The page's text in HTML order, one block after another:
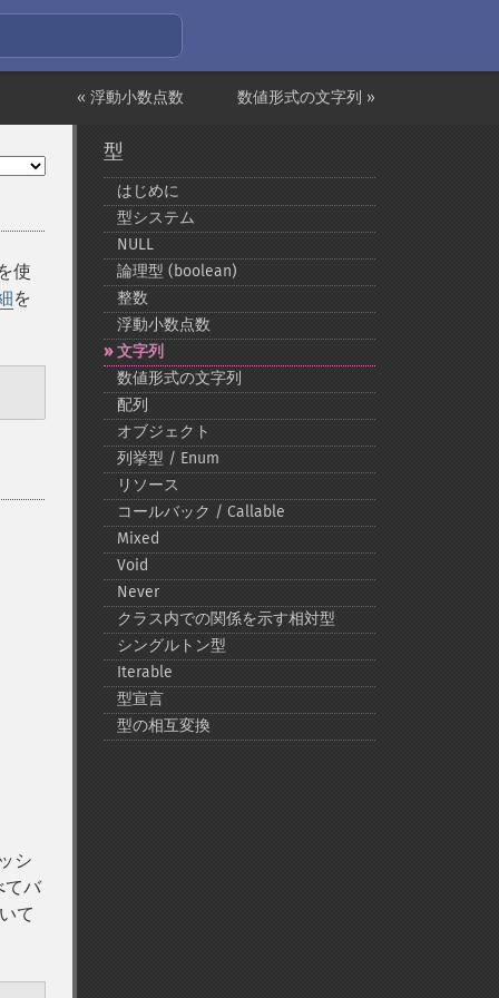
数値形式の文字列 »
« 浮動小数点数
使
を
シ
てバ
て
型
はじめに
型システム
NULL
論理型 (boolean)
整数
浮動小数点数
文字列
数値形式の文字列
配列
オブジェクト
列挙型 / Enum
リソース
コールバック / Callable
Mixed
Void
Never
クラス内での関係を示す相対型
シングルトン型
Iterable
型宣言
型の相互変換